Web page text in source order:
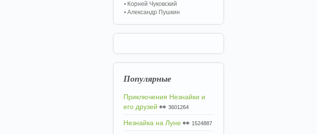
Корней Чуковский
Александр Пушкин
Популярные
Приключения Незнайки и
его друзей 👀 3601264
Незнайка на Луне 👀 1524887